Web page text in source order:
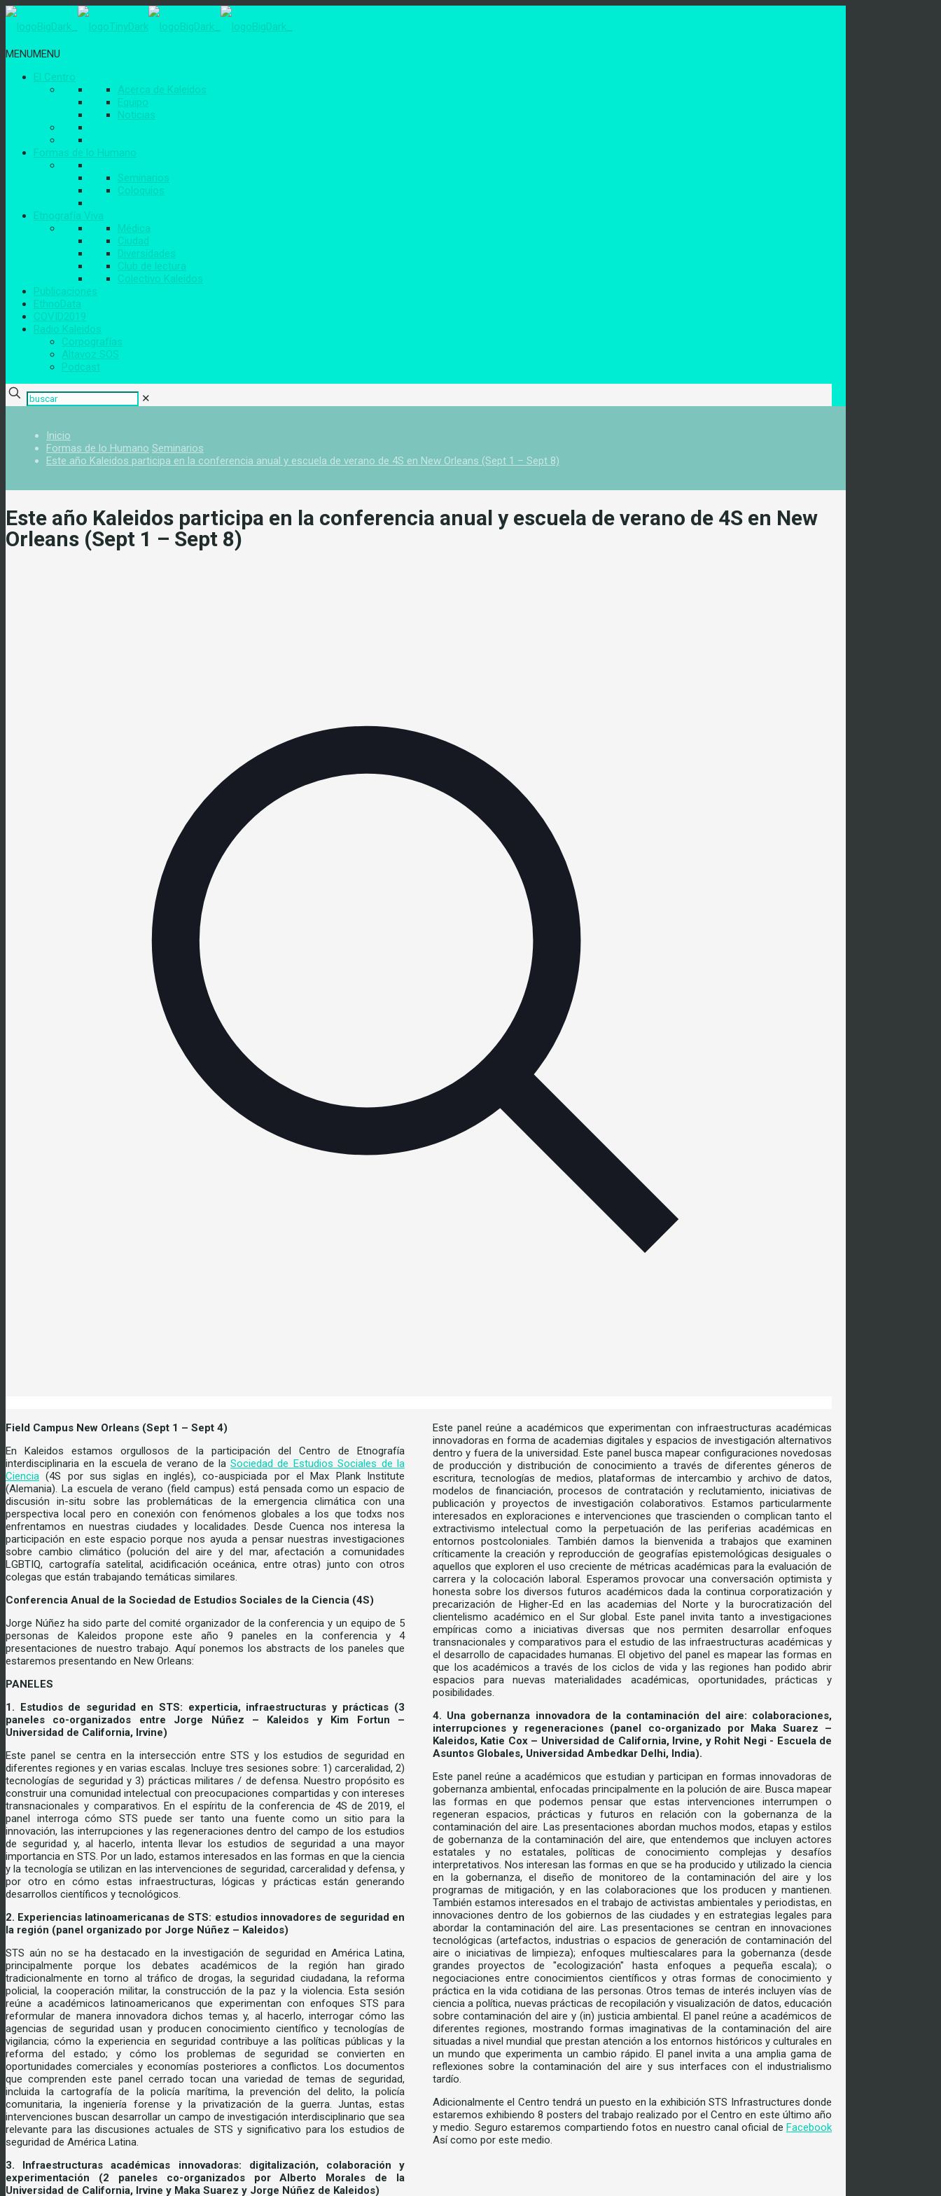
MENUMENU
El Centro
Acerca de Kaleidos
Equipo
Noticias
Formas de lo Humano
Seminarios
Coloquios
Etnografía Viva
Médica
Ciudad
Diversidades
Club de lectura
Colectivo Kaleidos
Publicaciones
EthnoData
COVID2019
Radio Kaleidos
Corpografías
Altavoz SOS
Podcast
✕
Inicio
Formas de lo Humano Seminarios
Este año Kaleidos participa en la conferencia anual y escuela de verano de 4S en New Orleans (Sept 1 – Sept 8)
Este año Kaleidos participa en la conferencia anual y escuela de verano de 4S en New
Orleans (Sept 1 – Sept 8)
Field Campus New Orleans (Sept 1 – Sept 4)
En Kaleidos estamos orgullosos de la participación del Centro de Etnografía
interdisciplinaria en la escuela de verano de la Sociedad de Estudios Sociales de la
Ciencia (4S por sus siglas en inglés), co-auspiciada por el Max Plank Institute
(Alemania). La escuela de verano (field campus) está pensada como un espacio de
discusión in-situ sobre las problemáticas de la emergencia climática con una
perspectiva local pero en conexión con fenómenos globales a los que todxs nos
enfrentamos en nuestras ciudades y localidades. Desde Cuenca nos interesa la
participación en este espacio porque nos ayuda a pensar nuestras investigaciones
sobre cambio climático (polución del aire y del mar, afectación a comunidades
LGBTIQ, cartografía satelital, acidificación oceánica, entre otras) junto con otros
colegas que están trabajando temáticas similares.
Conferencia Anual de la Sociedad de Estudios Sociales de la Ciencia (4S)
Jorge Núñez ha sido parte del comité organizador de la conferencia y un equipo de 5
personas de Kaleidos propone este año 9 paneles en la conferencia y 4
presentaciones de nuestro trabajo. Aquí ponemos los abstracts de los paneles que
estaremos presentando en New Orleans:
PANELES
1. Estudios de seguridad en STS: experticia, infraestructuras y prácticas (3
paneles co-organizados entre Jorge Núñez – Kaleidos y Kim Fortun –
Universidad de California, Irvine)
Este panel se centra en la intersección entre STS y los estudios de seguridad en
diferentes regiones y en varias escalas. Incluye tres sesiones sobre: 1) carceralidad, 2)
tecnologías de seguridad y 3) prácticas militares / de defensa. Nuestro propósito es
construir una comunidad intelectual con preocupaciones compartidas y con intereses
transnacionales y comparativos. En el espíritu de la conferencia de 4S de 2019, el
panel interroga cómo STS puede ser tanto una fuente como un sitio para la
innovación, las interrupciones y las regeneraciones dentro del campo de los estudios
de seguridad y, al hacerlo, intenta llevar los estudios de seguridad a una mayor
importancia en STS. Por un lado, estamos interesados en las formas en que la ciencia
y la tecnología se utilizan en las intervenciones de seguridad, carceralidad y defensa, y
por otro en cómo estas infraestructuras, lógicas y prácticas están generando
desarrollos científicos y tecnológicos.
2. Experiencias latinoamericanas de STS: estudios innovadores de seguridad en
la región (panel organizado por Jorge Núñez – Kaleidos)
STS aún no se ha destacado en la investigación de seguridad en América Latina,
principalmente porque los debates académicos de la región han girado
tradicionalmente en torno al tráfico de drogas, la seguridad ciudadana, la reforma
policial, la cooperación militar, la construcción de la paz y la violencia. Esta sesión
reúne a académicos latinoamericanos que experimentan con enfoques STS para
reformular de manera innovadora dichos temas y, al hacerlo, interrogar cómo las
agencias de seguridad usan y producen conocimiento científico y tecnologías de
vigilancia; cómo la experiencia en seguridad contribuye a las políticas públicas y la
reforma del estado; y cómo los problemas de seguridad se convierten en
oportunidades comerciales y economías posteriores a conflictos. Los documentos
que comprenden este panel cerrado tocan una variedad de temas de seguridad,
incluida la cartografía de la policía marítima, la prevención del delito, la policía
comunitaria, la ingeniería forense y la privatización de la guerra. Juntas, estas
intervenciones buscan desarrollar un campo de investigación interdisciplinario que sea
relevante para las discusiones actuales de STS y significativo para los estudios de
seguridad de América Latina.
3. Infraestructuras académicas innovadoras: digitalización, colaboración y
experimentación (2 paneles co-organizados por Alberto Morales de la
Universidad de California, Irvine y Maka Suarez y Jorge Núñez de Kaleidos)
Este panel reúne a académicos que experimentan con infraestructuras académicas
innovadoras en forma de academias digitales y espacios de investigación alternativos
dentro y fuera de la universidad. Este panel busca mapear configuraciones novedosas
de producción y distribución de conocimiento a través de diferentes géneros de
escritura, tecnologías de medios, plataformas de intercambio y archivo de datos,
modelos de financiación, procesos de contratación y reclutamiento, iniciativas de
publicación y proyectos de investigación colaborativos. Estamos particularmente
interesados en exploraciones e intervenciones que trascienden o complican tanto el
extractivismo intelectual como la perpetuación de las periferias académicas en
entornos postcoloniales. También damos la bienvenida a trabajos que examinen
críticamente la creación y reproducción de geografías epistemológicas desiguales o
aquellos que exploren el uso creciente de métricas académicas para la evaluación de
carrera y la colocación laboral. Esperamos provocar una conversación optimista y
honesta sobre los diversos futuros académicos dada la continua corporatización y
precarización de Higher-Ed en las academias del Norte y la burocratización del
clientelismo académico en el Sur global. Este panel invita tanto a investigaciones
empíricas como a iniciativas diversas que nos permiten desarrollar enfoques
transnacionales y comparativos para el estudio de las infraestructuras académicas y
el desarrollo de capacidades humanas. El objetivo del panel es mapear las formas en
que los académicos a través de los ciclos de vida y las regiones han podido abrir
espacios para nuevas materialidades académicas, oportunidades, prácticas y
posibilidades.
4. Una gobernanza innovadora de la contaminación del aire: colaboraciones,
interrupciones y regeneraciones (panel co-organizado por Maka Suarez –
Kaleidos, Katie Cox – Universidad de California, Irvine, y Rohit Negi - Escuela de
Asuntos Globales, Universidad Ambedkar Delhi, India).
Este panel reúne a académicos que estudian y participan en formas innovadoras de
gobernanza ambiental, enfocadas principalmente en la polución de aire. Busca mapear
las formas en que podemos pensar que estas intervenciones interrumpen o
regeneran espacios, prácticas y futuros en relación con la gobernanza de la
contaminación del aire. Las presentaciones abordan muchos modos, etapas y estilos
de gobernanza de la contaminación del aire, que entendemos que incluyen actores
estatales y no estatales, políticas de conocimiento complejas y desafíos
interpretativos. Nos interesan las formas en que se ha producido y utilizado la ciencia
en la gobernanza, el diseño de monitoreo de la contaminación del aire y los
programas de mitigación, y en las colaboraciones que los producen y mantienen.
También estamos interesados en el trabajo de activistas ambientales y periodistas, en
innovaciones dentro de los gobiernos de las ciudades y en estrategias legales para
abordar la contaminación del aire. Las presentaciones se centran en innovaciones
tecnológicas (artefactos, industrias o espacios de generación de contaminación del
aire o iniciativas de limpieza); enfoques multiescalares para la gobernanza (desde
grandes proyectos de "ecologización" hasta enfoques a pequeña escala); o
negociaciones entre conocimientos científicos y otras formas de conocimiento y
práctica en la vida cotidiana de las personas. Otros temas de interés incluyen vías de
ciencia a política, nuevas prácticas de recopilación y visualización de datos, educación
sobre contaminación del aire y (in) justicia ambiental. El panel reúne a académicos de
diferentes regiones, mostrando formas imaginativas de la contaminación del aire
situadas a nivel mundial que prestan atención a los entornos históricos y culturales en
un mundo que experimenta un cambio rápido. El panel invita a una amplia gama de
reflexiones sobre la contaminación del aire y sus interfaces con el industrialismo
tardío.
Adicionalmente el Centro tendrá un puesto en la exhibición STS Infrastructures donde
estaremos exhibiendo 8 posters del trabajo realizado por el Centro en este último año
y medio. Seguro estaremos compartiendo fotos en nuestro canal oficial de Facebook
Así como por este medio.